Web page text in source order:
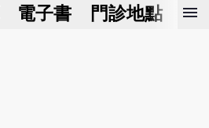
電子書 門診地點 預
menu